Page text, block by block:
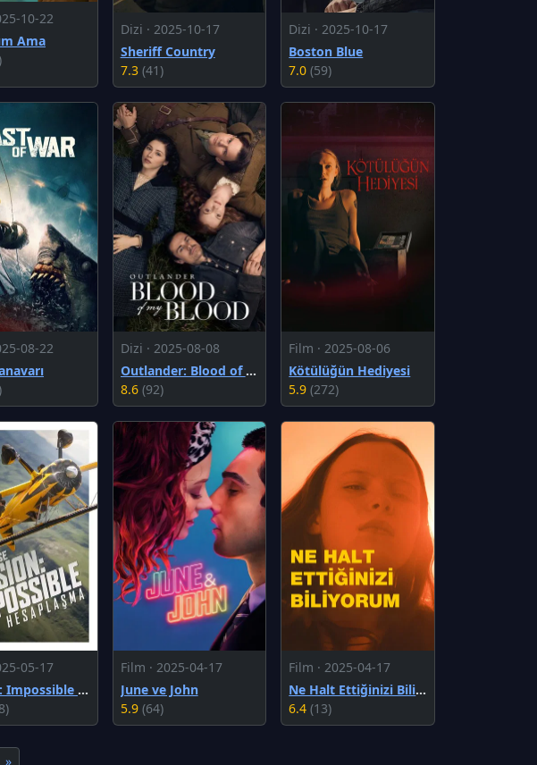
10-22
Ama
Dizi · 2025-10-17
Sheriff Country
7.3 (41)
Dizi · 2025-10-17
Boston Blue
7.0(59)
08-22
Dizi · 2025-08-08
Outlander: Blood of My Blood
8.6 (92)
Film · 2025-08-06
Kötülüğün Hediyesi
5.9(272)
05-17
Mission: Impossible - Son Hesaplaşma
Film · 2025-04-17
June ve John
5.9 (64)
Film · 2025-04-17
Ne Halt Ettiğinizi Biliyorum
6.4(13)
»